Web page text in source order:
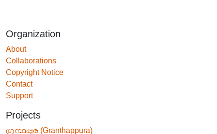
Organization
About
Collaborations
Copyright Notice
Contact
Support
Projects
ഗ്രന്ഥപ്പുര (Granthappura)